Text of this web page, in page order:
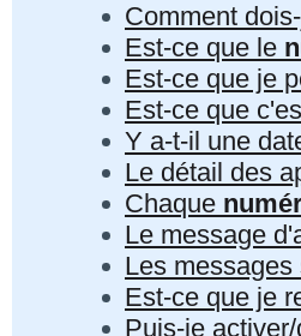
Comment
Est-ce que le
Est-ce que je
Est-ce que
Y a-t-il une
Le détail des
Chaque
Le message
Les
Est-ce que je
Puis-je